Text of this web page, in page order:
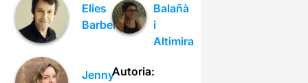
Elies
Barberà
Jenny
Balañà
i
Altimira
Autoria: